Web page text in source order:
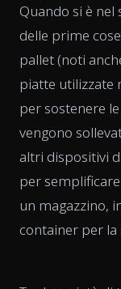
Quando si è
delle prime
pallet (noti
piatte utilizzate
per sostenere
vengono
altri dispositivi
per
un magazzino,
container per la